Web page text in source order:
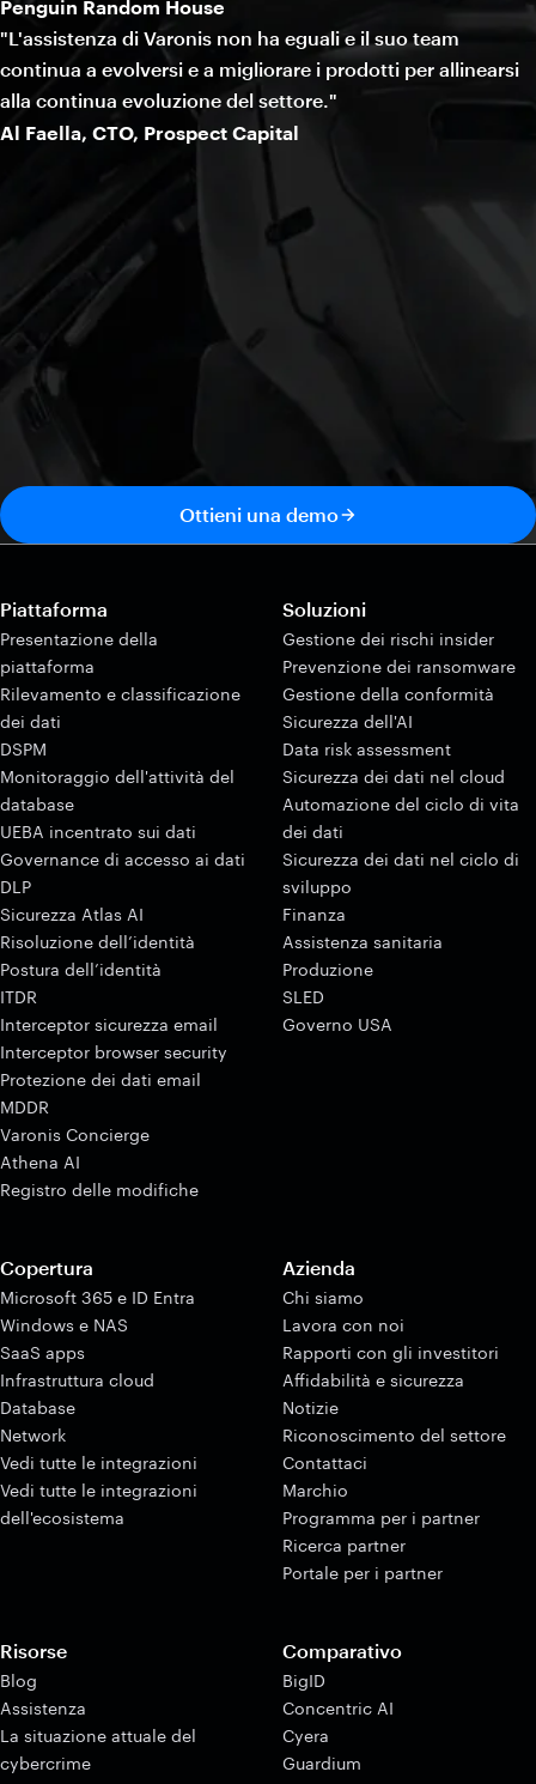
Penguin Random House
"L'assistenza di Varonis non ha eguali e il suo team
continua a evolversi e a migliorare i prodotti per allinearsi
alla continua evoluzione del settore."
Al Faella, CTO, Prospect Capital
Ottieni una demo
Piattaforma
Presentazione della
piattaforma
Rilevamento e classificazione
dei dati
DSPM
Monitoraggio dell'attività del
database
UEBA incentrato sui dati
Governance di accesso ai dati
DLP
Sicurezza Atlas AI
Risoluzione dell’identità
Postura dell’identità
ITDR
Interceptor sicurezza email
Interceptor browser security
Protezione dei dati email
MDDR
Varonis Concierge
Athena AI
Registro delle modifiche
Soluzioni
Gestione dei rischi insider
Prevenzione dei ransomware
Gestione della conformità
Sicurezza dell'AI
Data risk assessment
Sicurezza dei dati nel cloud
Automazione del ciclo di vita
dei dati
Sicurezza dei dati nel ciclo di
sviluppo
Finanza
Assistenza sanitaria
Produzione
SLED
Governo USA
Copertura
Microsoft 365 e ID Entra
Windows e NAS
SaaS apps
Infrastruttura cloud
Database
Network
Vedi tutte le integrazioni
Vedi tutte le integrazioni
dell'ecosistema
Azienda
Chi siamo
Lavora con noi
Rapporti con gli investitori
Affidabilità e sicurezza
Notizie
Riconoscimento del settore
Contattaci
Marchio
Programma per i partner
Ricerca partner
Portale per i partner
Risorse
Blog
Assistenza
La situazione attuale del
cybercrime
Comparativo
BigID
Concentric AI
Cyera
Guardium